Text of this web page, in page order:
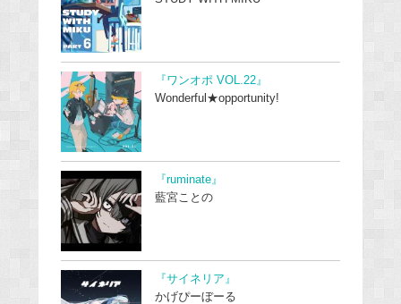
『ワンオポ VOL.22』
Wonderful★opportunity!
『ruminate』
藍宮ことの
『サイネリア』
かげぴーぼーる